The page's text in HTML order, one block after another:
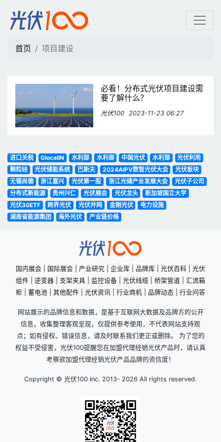
项目建设 | 光伏100
首页 项目建设
必看！分布式光伏项目建设需
要了解什么？
光伏100 2023-11-23 06:27
进口关税 GlocalIN 水利部 水利部 中国光伏 水利部
光伏利用
颗粒硅
光伏储能系统 巴斯夫 2024AIPV数智光伏大会
光伏板块
无锡尚德
浙江嘉兴 光伏第一股 浙江光储产业发展大会
光伏子公司
分布式新能源
贵州兴仁 光伏展会 光伏龙头
新加坡国立大学
光伏30ETF
跨界光伏 光伏并网 金刚光伏
电力设施
湖南省能源集团
海外光伏 产业链价格
国内展会 国际展会 产业研究 企业库 品牌库 光伏百科
光伏
组件
逆变器 支架夹具 监控设备 光伏线缆 桥架管道
汇流箱
柜
蓄电池 其他配件 光伏资讯 行业商机 品牌动态 行业问答
网站展示的品牌信息和数据，是基于互联网大数据及品牌方的公开
信息，收集整理客观呈现，仅提供参考使用，不代表网站支持观
点；如有侵权、错误信息，请及时联系我们更正或删除。 为了您的
权益不受侵害，光伏100提醒您在加盟代理经销光伏产品时，请认真
考察欲加盟代理经销光伏产品品牌的资信度！
Copyright © 光伏100 Inc. 2013- 2026 All rights reserved.